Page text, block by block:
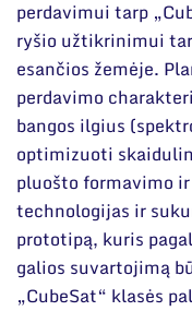
perdavimui tarp
ryšio užtikrinimui
esančios žemėje.
perdavimo
bangos ilgius
optimizuoti
pluošto formavimo
technologijas ir
prototipą, kuris
galios suvartojimą
„CubeSat“ klasės